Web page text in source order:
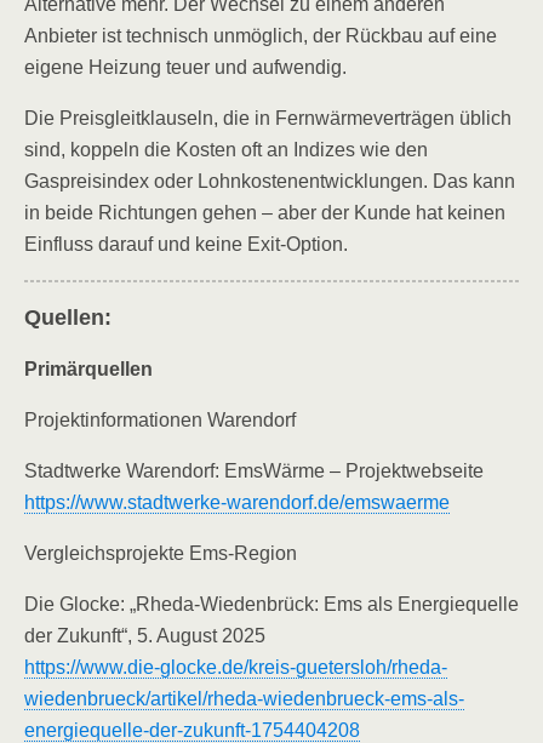
Alternative mehr. Der Wechsel zu einem anderen
Anbieter ist technisch unmöglich, der Rückbau auf eine
eigene Heizung teuer und aufwendig.
Die Preisgleitklauseln, die in Fernwärmeverträgen üblich
sind, koppeln die Kosten oft an Indizes wie den
Gaspreisindex oder Lohnkostenentwicklungen. Das kann
in beide Richtungen gehen – aber der Kunde hat keinen
Einfluss darauf und keine Exit-Option.
Quellen:
Primärquellen
Projektinformationen Warendorf
Stadtwerke Warendorf: EmsWärme – Projektwebseite
https://www.stadtwerke-warendorf.de/emswaerme
Vergleichsprojekte Ems-Region
Die Glocke: „Rheda-Wiedenbrück: Ems als Energiequelle
der Zukunft“, 5. August 2025
https://www.die-glocke.de/kreis-guetersloh/rheda-
wiedenbrueck/artikel/rheda-wiedenbrueck-ems-als-
energiequelle-der-zukunft-1754404208